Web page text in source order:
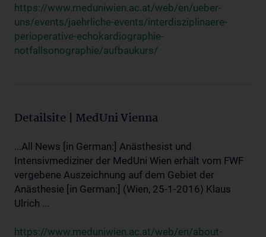
https://www.meduniwien.ac.at/web/en/ueber-
uns/events/jaehrliche-events/interdisziplinaere-
perioperative-echokardiographie-
notfallsonographie/aufbaukurs/
Detailsite | MedUni Vienna
...All News [in German:] Anästhesist und
Intensivmediziner der MedUni Wien erhält vom FWF
vergebene Auszeichnung auf dem Gebiet der
Anästhesie [in German:] (Wien, 25-1-2016) Klaus
Ulrich ...
https://www.meduniwien.ac.at/web/en/about-